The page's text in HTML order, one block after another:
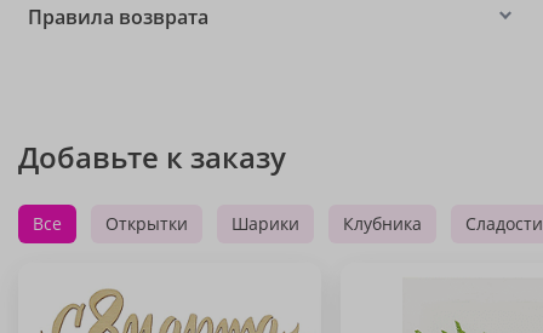
Правила возврата
Добавьте к заказу
Все Открытки Шарики Клубника Сладости